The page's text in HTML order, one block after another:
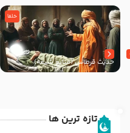
حدیث قرطاس (منابع شیعه)
خلفا
تازه ترین ها